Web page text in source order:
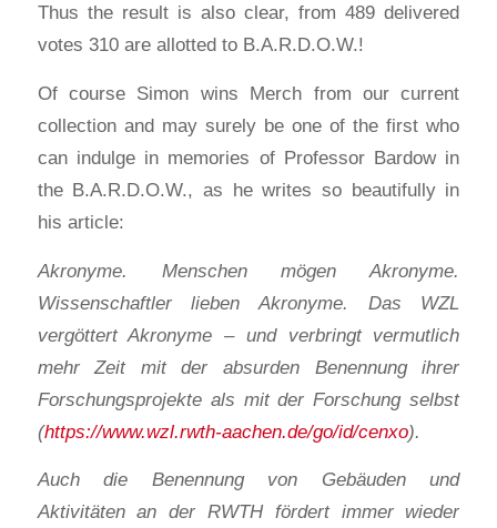
Thus the result is also clear, from 489 delivered
votes 310 are allotted to B.A.R.D.O.W.!
Of course Simon wins Merch from our current
collection and may surely be one of the first who
can indulge in memories of Professor Bardow in
the B.A.R.D.O.W., as he writes so beautifully in
his article:
Akronyme. Menschen mögen Akronyme.
Wissenschaftler lieben Akronyme. Das WZL
vergöttert Akronyme – und verbringt vermutlich
mehr Zeit mit der absurden Benennung ihrer
Forschungsprojekte als mit der Forschung selbst
(https://www.wzl.rwth-aachen.de/go/id/cenxo).
Auch die Benennung von Gebäuden und
Aktivitäten an der RWTH fördert immer wieder